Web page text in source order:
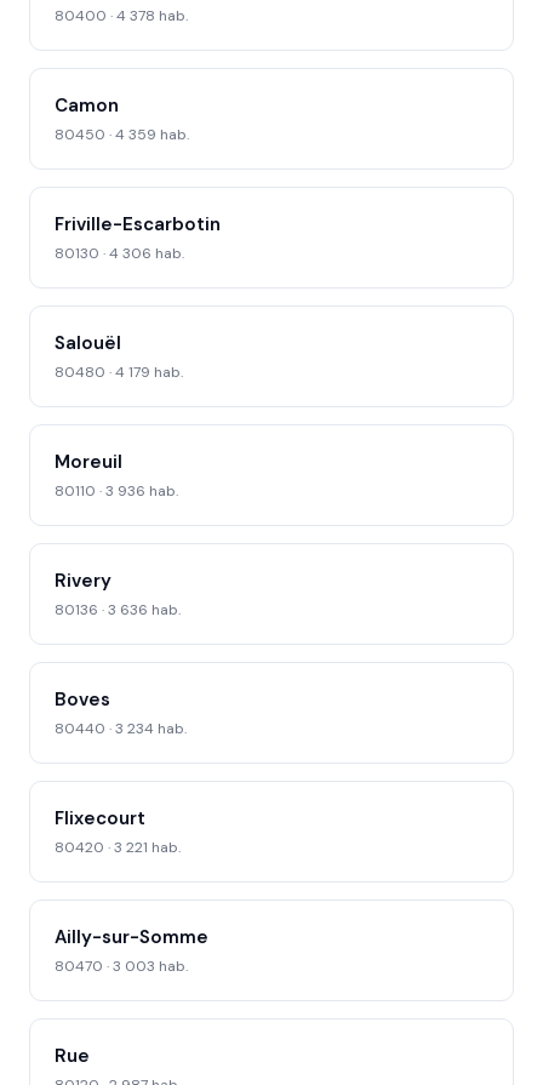
80400 · 4 378 hab.
Camon
80450 · 4 359 hab.
Friville-Escarbotin
80130 · 4 306 hab.
Salouël
80480 · 4 179 hab.
Moreuil
80110 · 3 936 hab.
Rivery
80136 · 3 636 hab.
Boves
80440 · 3 234 hab.
Flixecourt
80420 · 3 221 hab.
Ailly-sur-Somme
80470 · 3 003 hab.
Rue